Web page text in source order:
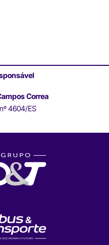
Correa
4604/ES